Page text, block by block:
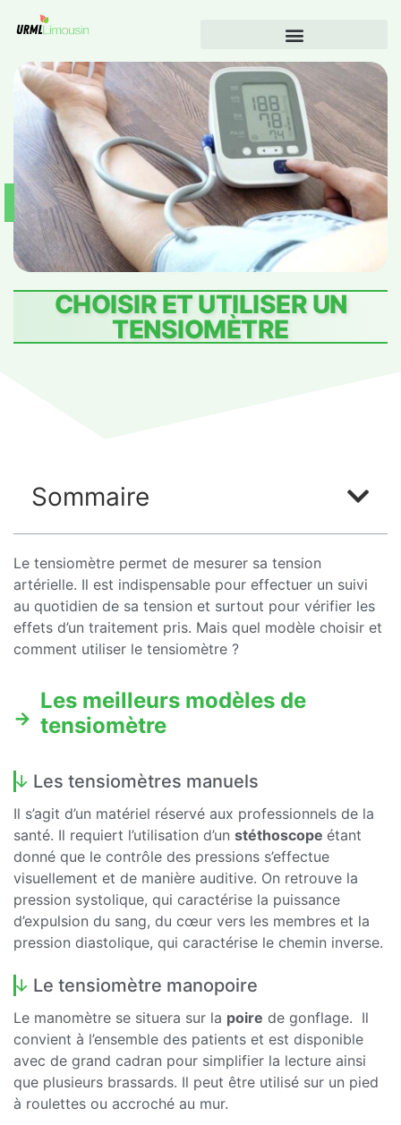
CHOISIR ET UTILISER UN
TENSIOMÈTRE
Sommaire
Le tensiomètre permet de mesurer sa tension
artérielle. Il est indispensable pour effectuer un suivi
au quotidien de sa tension et surtout pour vérifier les
effets d’un traitement pris. Mais quel modèle choisir et
comment utiliser le tensiomètre ?
Les meilleurs modèles de
tensiomètre
Les tensiomètres manuels
Il s’agit d’un matériel réservé aux professionnels de la
santé. Il requiert l’utilisation d’un stéthoscope étant
donné que le contrôle des pressions s’effectue
visuellement et de manière auditive. On retrouve la
pression systolique, qui caractérise la puissance
d’expulsion du sang, du cœur vers les membres et la
pression diastolique, qui caractérise le chemin inverse.
Le tensiomètre manopoire
Le manomètre se situera sur la poire de gonflage. Il
convient à l’ensemble des patients et est disponible
avec de grand cadran pour simplifier la lecture ainsi
que plusieurs brassards. Il peut être utilisé sur un pied
à roulettes ou accroché au mur.